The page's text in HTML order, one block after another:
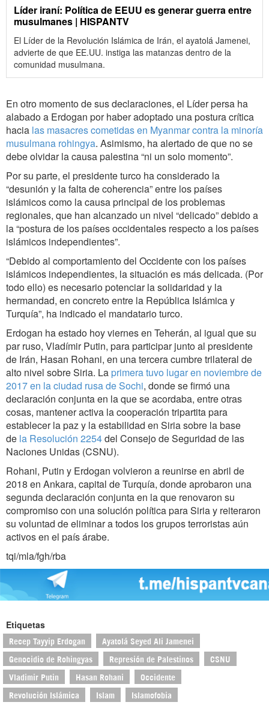
Líder iraní: Política de EEUU es generar guerra entre
musulmanes | HISPANTV
El Líder de la Revolución Islámica de Irán, el ayatolá Jamenei,
advierte de que EE.UU. instiga las matanzas dentro de la
comunidad musulmana.
En otro momento de sus declaraciones, el Líder persa ha
alabado a Erdogan por haber adoptado una postura crítica
hacia las masacres cometidas en Myanmar contra la minoría
musulmana rohingya. Asimismo, ha alertado de que no se
debe olvidar la causa palestina “ni un solo momento”.
Por su parte, el presidente turco ha considerado la
“desunión y la falta de coherencia” entre los países
islámicos como la causa principal de los problemas
regionales, que han alcanzado un nivel “delicado” debido a
la “postura de los países occidentales respecto a los países
islámicos independientes”.
“Debido al comportamiento del Occidente con los países
islámicos independientes, la situación es más delicada. (Por
todo ello) es necesario potenciar la solidaridad y la
hermandad, en concreto entre la República Islámica y
Turquía”, ha indicado el mandatario turco.
Erdogan ha estado hoy viernes en Teherán, al igual que su
par ruso, Vladímir Putin, para participar junto al presidente
de Irán, Hasan Rohani, en una tercera cumbre trilateral de
alto nivel sobre Siria. La primera tuvo lugar en noviembre de
2017 en la ciudad rusa de Sochi, donde se firmó una
declaración conjunta en la que se acordaba, entre otras
cosas, mantener activa la cooperación tripartita para
establecer la paz y la estabilidad en Siria sobre la base
de la Resolución 2254del Consejo de Seguridad de las
Naciones Unidas (CSNU).
Rohani, Putin y Erdogan volvieron a reunirse en abril de
2018 en Ankara, capital de Turquía, donde aprobaron una
segunda declaración conjunta en la que renovaron su
compromiso con una solución política para Siria y reiteraron
su voluntad de eliminar a todos los grupos terroristas aún
activos en el país árabe.
tqi/mla/fgh/rba
Etiquetas
Recep Tayyip Erdogan Ayatolá Seyed Ali Jamenei
Genocidio de Rohingyas Represión de Palestinos CSNU
Vladimir Putin Hasan Rohani Occidente
Revolución Islámica Islam Islamofobia